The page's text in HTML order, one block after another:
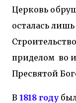
Церковь
осталась
приделом во
Пресвятой
В 1818 году